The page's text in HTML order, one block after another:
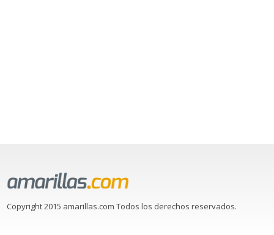
Copyright 2015 amarillas.com Todos los derechos reservados.